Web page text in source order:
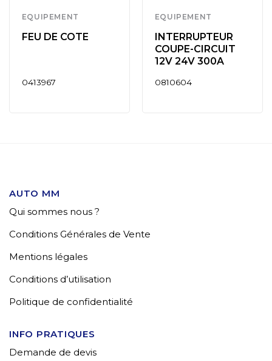
EQUIPEMENT
FEU DE COTE
0413967
EQUIPEMENT
INTERRUPTEUR
COUPE-CIRCUIT
12V 24V 300A
0810604
AUTO MM
Qui sommes nous ?
Conditions Générales de Vente
Mentions légales
Conditions d’utilisation
Politique de confidentialité
INFO PRATIQUES
Demande de devis